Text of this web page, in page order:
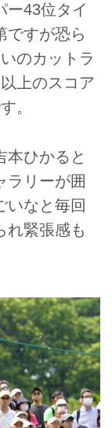
ー43位タイ
ですが恐ら
のカットラ
上のスコア
。
本ひかると
ラリーが囲
いなと毎回
れ緊張感も